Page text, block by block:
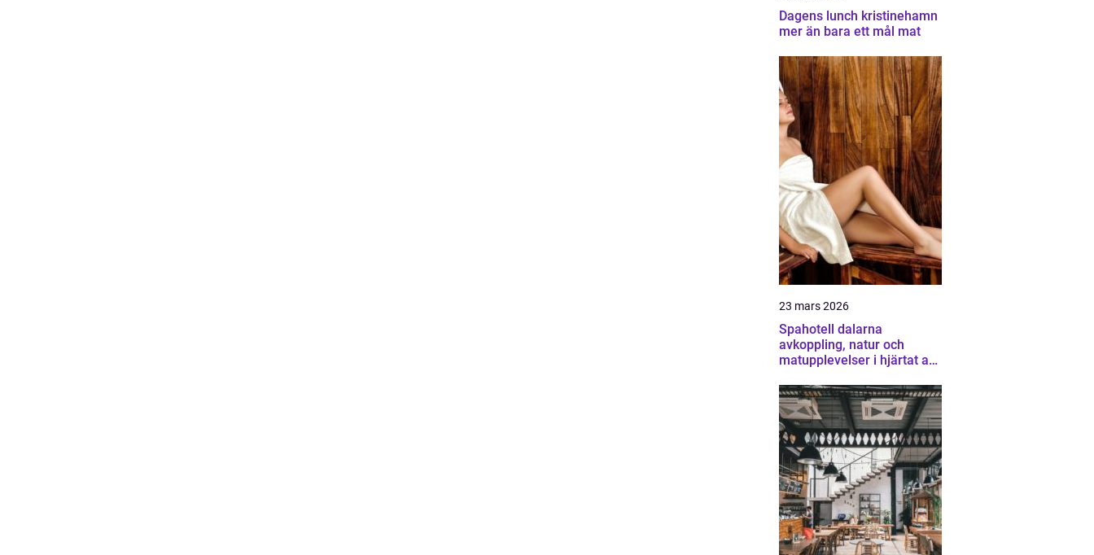
Dagens lunch kristinehamn
mer än bara ett mål mat
23 mars 2026
Spahotell dalarna
avkoppling, natur och
matupplevelser i hjärtat av